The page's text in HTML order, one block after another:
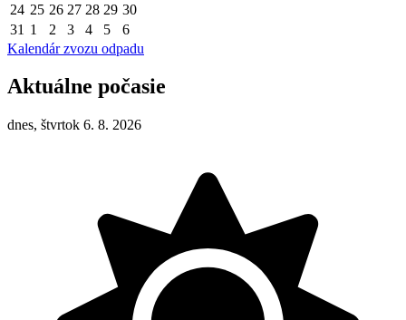
24 25 26 27 28 29 30
31 1 2 3 4 5
6
Kalendár zvozu odpadu
Aktuálne počasie
dnes, štvrtok 6. 8. 2026